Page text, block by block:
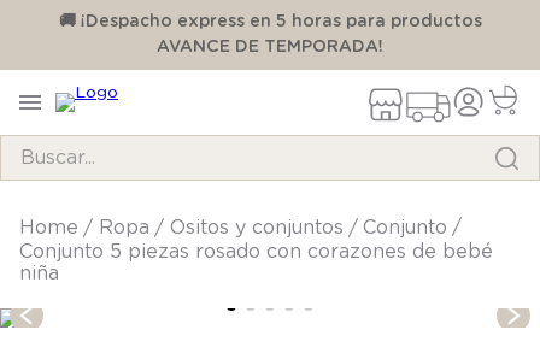
🚚 ¡Despacho express en 5 horas para productos
AVANCE DE TEMPORADA!
ropa ositos y conjuntos
conjunto
Conjunto 5 piezas rosado con corazones de bebé
niña
TÉRMINOS MÁS BUSCADOS
1.